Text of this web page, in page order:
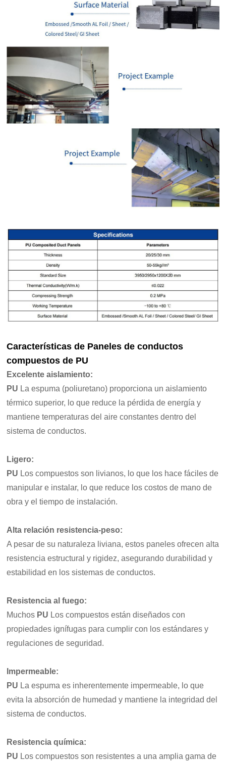
Características de Paneles de conductos
compuestos de PU
Excelente aislamiento:
PU La espuma (poliuretano) proporciona un aislamiento
térmico superior, lo que reduce la pérdida de energía y
mantiene temperaturas del aire constantes dentro del
sistema de conductos.
Ligero:
PU Los compuestos son livianos, lo que los hace fáciles de
manipular e instalar, lo que reduce los costos de mano de
obra y el tiempo de instalación.
Alta relación resistencia-peso:
A pesar de su naturaleza liviana, estos paneles ofrecen alta
resistencia estructural y rigidez, asegurando durabilidad y
estabilidad en los sistemas de conductos.
Resistencia al fuego:
Muchos PU Los compuestos están diseñados con
propiedades ignífugas para cumplir con los estándares y
regulaciones de seguridad.
Impermeable:
PU La espuma es inherentemente impermeable, lo que
evita la absorción de humedad y mantiene la integridad del
sistema de conductos.
Resistencia química:
PU Los compuestos son resistentes a una amplia gama de